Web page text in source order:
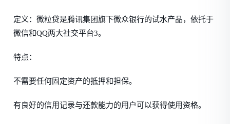
定义：微粒贷是腾讯集团旗下微众银行的试水产品，依托于
微信和QQ两大社交平台3。
特点：
不需要任何固定资产的抵押和担保。
有良好的信用记录与还款能力的用户可以获得使用资格。